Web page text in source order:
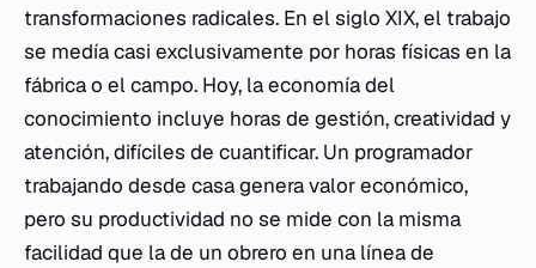
transformaciones radicales. En el siglo XIX, el trabajo
se medía casi exclusivamente por horas físicas en la
fábrica o el campo. Hoy, la economía del
conocimiento incluye horas de gestión, creatividad y
atención, difíciles de cuantificar. Un programador
trabajando desde casa genera valor económico,
pero su productividad no se mide con la misma
facilidad que la de un obrero en una línea de